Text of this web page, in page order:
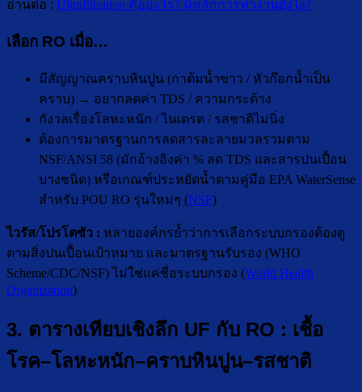
อ่านต่อ : Ultrafiltration คืออะไร? มีหลักการทำงานยังไง?
เลือก RO เมื่อ…
มีสัญญาณคราบหินปูน (กาต้มน้ำขาว / หัวก๊อกน้ำเป็น
คราบ) → อยากลดค่า TDS / ความกระด้าง
กังวลเรื่องโลหะหนัก / ไนเตรต / รสชาติไม่นิ่ง
ต้องการมาตรฐานการลดสารละลายมวลรวมตาม
NSF/ANSI 58 (มักอ้างอิงค่า % ลด TDS และสารปนเปื้อน
บางชนิด) หรือเกณฑ์ประหยัดน้ำตามคู่มือ EPA WaterSense
สำหรับ POU RO รุ่นใหม่ๆ (NSF)
ไวรัส/โปรโตซัว : หลายองค์กรย้ำว่าการเลือกระบบกรองต้องดู
ตามสิ่งปนเปื้อนเป้าหมาย และมาตรฐานรับรอง (WHO
Scheme/CDC/NSF) ไม่ใช่แค่ชื่อระบบกรอง (World Health
Organization)
3. ตารางเทียบเชิงลึก UF กับ RO : เชื้อ
โรค–โลหะหนัก–คราบหินปูน–รสชาติ